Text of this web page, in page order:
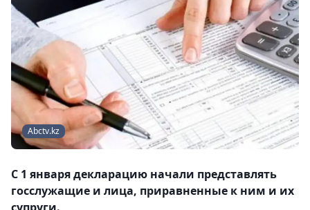
Abctv.kz
С 1 января декларацию начали представлять
госслужащие и лица, приравненные к ним и их